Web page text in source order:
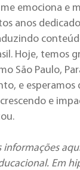
emociona e
anos
Hoje, temos
São Paulo,
e esperamos
e
informações
Em